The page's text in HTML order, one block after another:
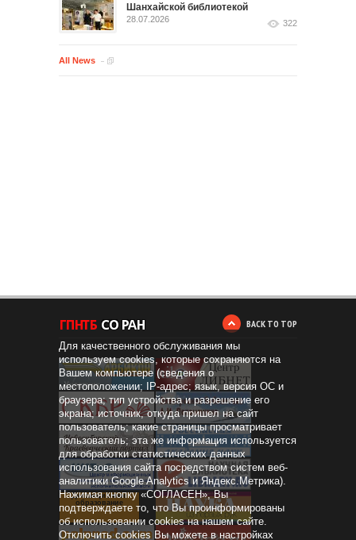
Шанхайской библиотекой
28.07.2026 322
All News
BACK TO TOP
Дистанционное
образование
Для качественного обслуживания мы
используем cookies, которые сохраняются на
Вашем компьютере (сведения о
местоположении; IP-адрес; язык, версия ОС и
браузера; тип устройства и разрешение его
экрана; источник, откуда пришел на сайт
пользователь; какие страницы просматривает
пользователь; эта же информация используется
для обработки статистических данных
использования сайта посредством систем веб-
аналитики Google Analytics и Яндекс.Метрика).
Нажимая кнопку «СОГЛАСЕН», Вы
подтверждаете то, что Вы проинформированы
об использовании cookies на нашем сайте.
Отключить cookies Вы можете в настройках